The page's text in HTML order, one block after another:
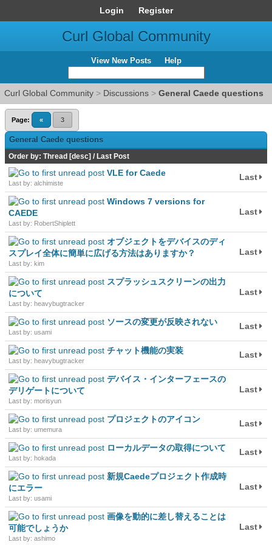
Login Register
Curl Global Community
View New Posts Help
Curl Global Community > Discussions > General Caede questions
Page: « 3
General Caede questions
Order by: Thread [desc] / Last Post
VLE for Caede
Last by: alchimiste
Last
Windows 7 versions for
CAEDE
Last by: RobertShiplett
Last
オブジェクトをデバイスのディ
スプレイ全体に簡単に広げる方法はありますか？
Last by: kim
Last
スプラッシュスクリーンの出力
について
Last by: heavybugtracker
Last
ソースの変更が反映されない
Last by: usami
Last
チャット機能の実装
Last by: heavybugtracker
Last
デバイス・インターフェースの
デリゲートについて
Last by: morisyun
Last
プロジェクトのアイコン
Last by: umemura
Last
ローカルデータの取得について
Last by: hokada
Last
新規Caedeプロジェクト作成時
にエラー
Last by: usami
Last
画像を動的に差し替えることは
可能でしょうか
Last by: ashimo
Last